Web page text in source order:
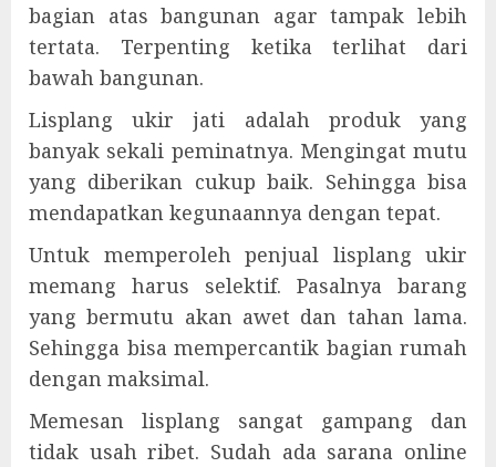
bagian atas bangunan agar tampak lebih
tertata. Terpenting ketika terlihat dari
bawah bangunan.
Lisplang ukir jati adalah produk yang
banyak sekali peminatnya. Mengingat mutu
yang diberikan cukup baik. Sehingga bisa
mendapatkan kegunaannya dengan tepat.
Untuk memperoleh penjual lisplang ukir
memang harus selektif. Pasalnya barang
yang bermutu akan awet dan tahan lama.
Sehingga bisa mempercantik bagian rumah
dengan maksimal.
Memesan lisplang sangat gampang dan
tidak usah ribet. Sudah ada sarana online